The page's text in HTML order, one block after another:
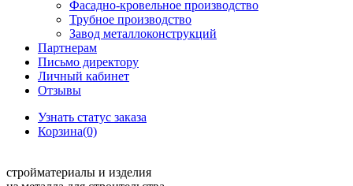
Фасадно-кровельное производство
Трубное производство
Завод металлоконструкций
Партнерам
Письмо директору
Личный кабинет
Отзывы
Узнать статус заказа
Корзина(0)
стройматериалы и изделия